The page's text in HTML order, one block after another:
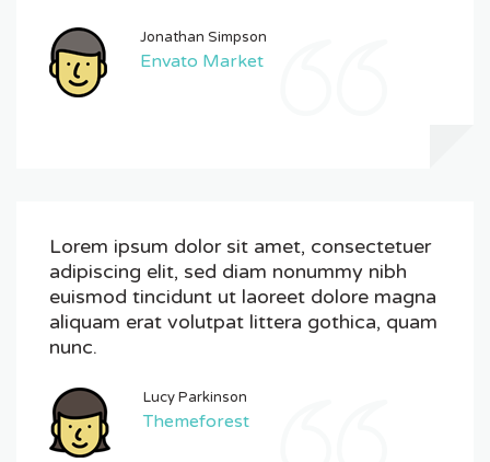
Jonathan Simpson
Envato Market
Lorem ipsum dolor sit amet, consectetuer
adipiscing elit, sed diam nonummy nibh
euismod tincidunt ut laoreet dolore magna
aliquam erat volutpat littera gothica, quam
nunc.
Lucy Parkinson
Themeforest